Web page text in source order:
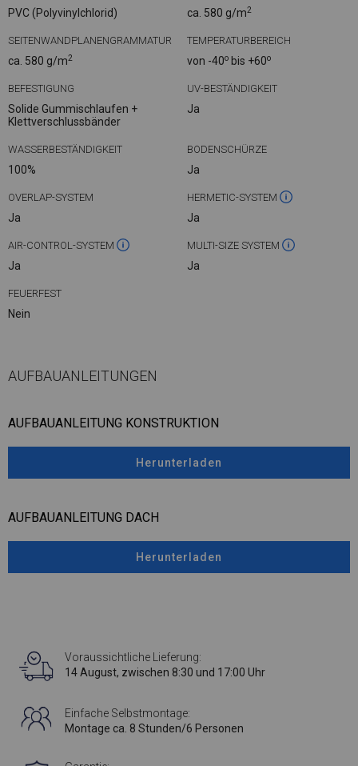
PVC (Polyvinylchlorid) ca. 580 g/m2
SEITENWANDPLANENGRAMMATUR
ca. 580 g/m2
TEMPERATURBEREICH
von -40o bis +60o
BEFESTIGUNG
Solide Gummischlaufen +
Klettverschlussbänder
UV-BESTÄNDIGKEIT
Ja
WASSERBESTÄNDIGKEIT
100%
BODENSCHÜRZE
Ja
OVERLAP-SYSTEM
Ja
HERMETIC-SYSTEM
Ja
AIR-CONTROL-SYSTEM
Ja
MULTI-SIZE SYSTEM
Ja
FEUERFEST
Nein
AUFBAUANLEITUNGEN
AUFBAUANLEITUNG KONSTRUKTION
Herunterladen
AUFBAUANLEITUNG DACH
Herunterladen
Voraussichtliche Lieferung:
14 August, zwischen 8:30 und 17:00 Uhr
Einfache Selbstmontage:
Montage ca. 8 Stunden/6 Personen